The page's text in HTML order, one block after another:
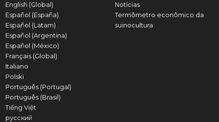
English (Global)
Español (España)
Español (Latam)
Español (Argentina)
Español (México)
Français (Global)
Italiano
Polski
Português (Portugal)
Português (Brasil)
Tiếng Việt
русский
Notícias
Termômetro econômico da
suinocultura